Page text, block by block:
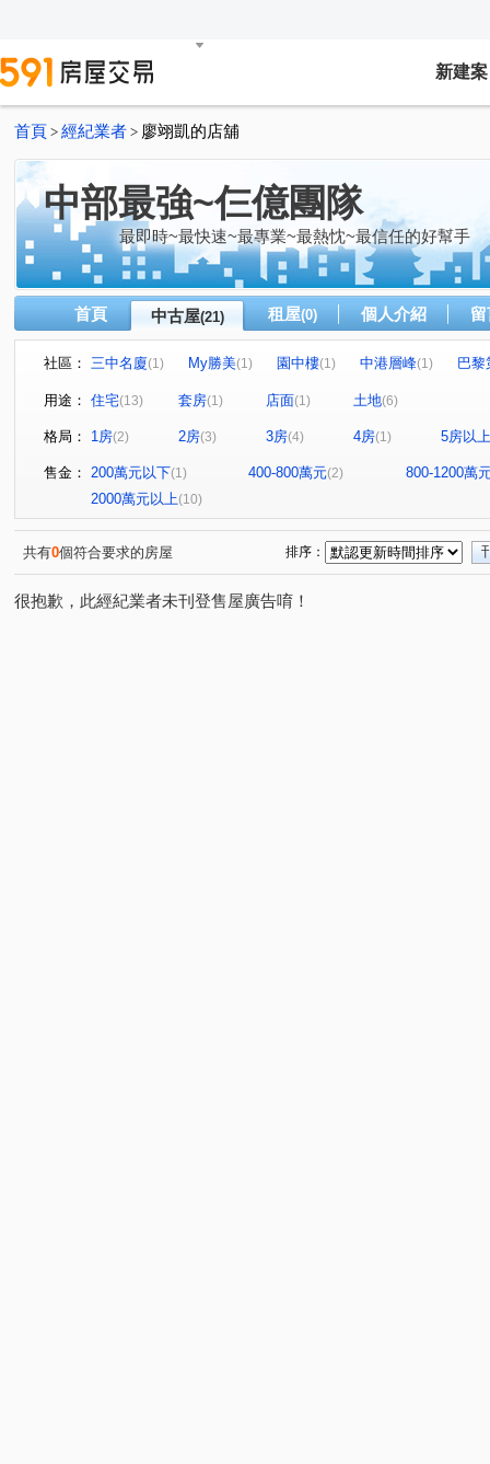
新建案
首頁 > 經紀業者 > 廖翊凱的店舖
中部最強~仨億團隊
最即時~最快速~最專業~最熱忱~最信任的好幫手
首頁 中古屋(21) 租屋(0) 個人介紹
社區： 三中名廈(1) My勝美(1) 園中樓(1) 中港層峰(1)
巴黎
文心1
瑞聯天地U區 圓環東路312巷31號
博館路 青海路二段 立德街 上安路
文心
河南東二街(1) 大富路三段 (2) 福聯街 圓環東路(1)
環中路三段 (1)
用途： 住宅(13) 套房(1) 店面(1) 土地(6)
格局： 1房(2) 2房(3) 3房(4) 4房(1) 5房以上
售金： 200萬元以下(1) 400-800萬元(2)
800-1200萬
2000萬元以上(10)
共有0個符合要求的房屋 排序：
很抱歉，此經紀業者未刊登售屋廣告唷！